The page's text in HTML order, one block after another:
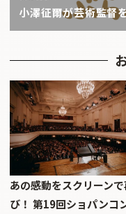
小澤征爾が芸術監督
あの感動をスクリーン
び！ 第19回ショパンコ